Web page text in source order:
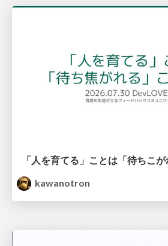
「人を育てる」ことは「待ちこ
kawanotron